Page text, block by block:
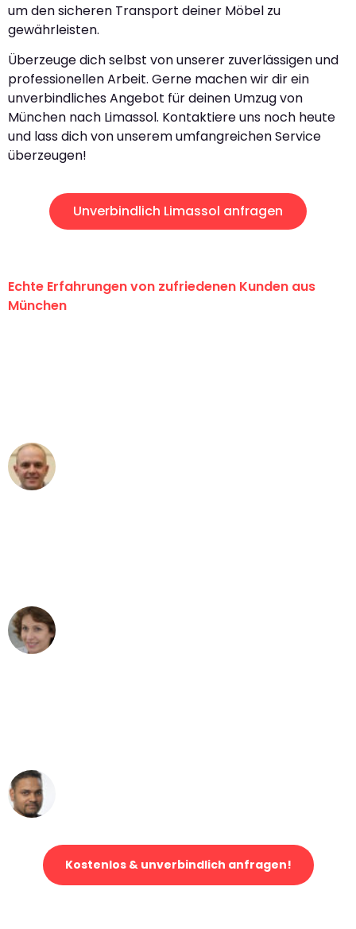
um den sicheren Transport deiner Möbel zu
gewährleisten.
Überzeuge dich selbst von unserer zuverlässigen und
professionellen Arbeit. Gerne machen wir dir ein
unverbindliches Angebot für deinen Umzug von
München nach Limassol. Kontaktiere uns noch heute
und lass dich von unserem umfangreichen Service
überzeugen!
Unverbindlich Limassol anfragen
Echte Erfahrungen von zufriedenen Kunden aus
München
Kostenlos & unverbindlich anfragen!